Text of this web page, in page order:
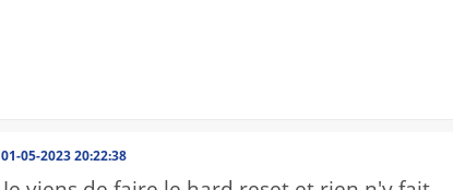
01-05-2023 20:22:38